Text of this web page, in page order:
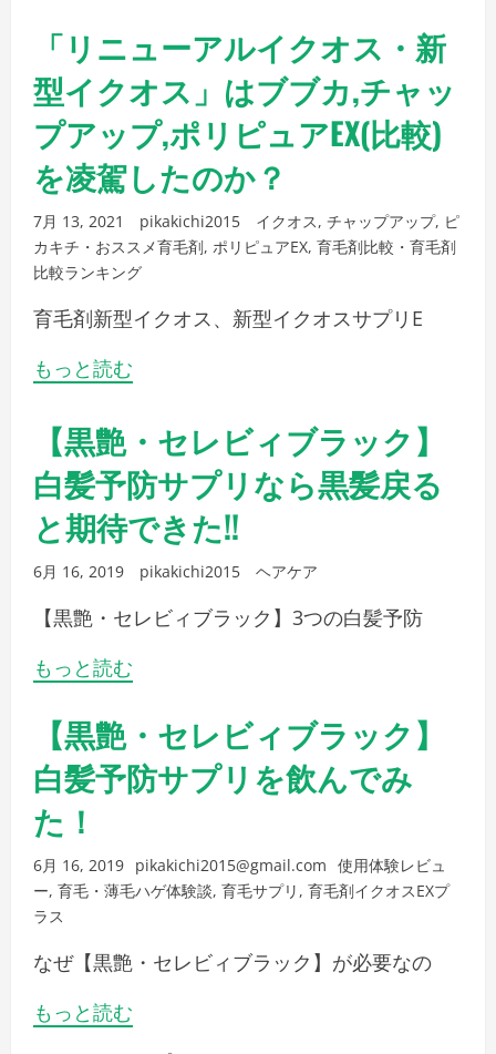
「リニューアルイクオス・新
型イクオス」はブブカ,チャッ
プアップ,ポリピュアEX(比較)
を凌駕したのか？
7月 13, 2021 pikakichi2015 イクオス, チャップアップ, ピ
カキチ・おススメ育毛剤, ポリピュアEX, 育毛剤比較・育毛剤
比較ランキング
育毛剤新型イクオス、新型イクオスサプリE
もっと読む
【黒艶・セレビィブラック】
白髪予防サプリなら黒髪戻る
と期待できた!!
6月 16, 2019 pikakichi2015 ヘアケア
【黒艶・セレビィブラック】3つの白髪予防
もっと読む
【黒艶・セレビィブラック】
白髪予防サプリを飲んでみ
た！
6月 16, 2019 pikakichi2015@gmail.com 使用体験レビュ
ー, 育毛・薄毛ハゲ体験談, 育毛サプリ , 育毛剤イクオスEXプ
ラス
なぜ【黒艶・セレビィブラック】が必要なの
もっと読む